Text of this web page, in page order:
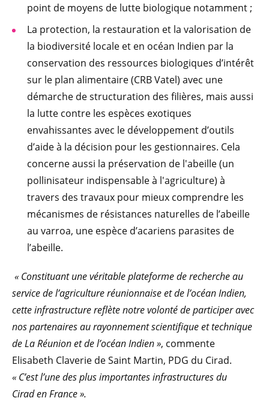
point de moyens de lutte biologique notamment ;
La protection, la restauration et la valorisation de
la biodiversité locale et en océan Indien par la
conservation des ressources biologiques d’intérêt
sur le plan alimentaire (CRB Vatel) avec une
démarche de structuration des filières, mais aussi
la lutte contre les espèces exotiques
envahissantes avec le développement d’outils
d’aide à la décision pour les gestionnaires. Cela
concerne aussi la préservation de l'abeille (un
pollinisateur indispensable à l'agriculture) à
travers des travaux pour mieux comprendre les
mécanismes de résistances naturelles de l’abeille
au varroa, une espèce d’acariens parasites de
l’abeille.
« Constituant une véritable plateforme de recherche au
service de l’agriculture réunionnaise et de l’océan Indien,
cette infrastructure reflète notre volonté de participer avec
nos partenaires au rayonnement scientifique et technique
de La Réunion et de l’océan Indien », commente
Elisabeth Claverie de Saint Martin, PDG du Cirad.
« C’est l’une des plus importantes infrastructures du
Cirad en France ».